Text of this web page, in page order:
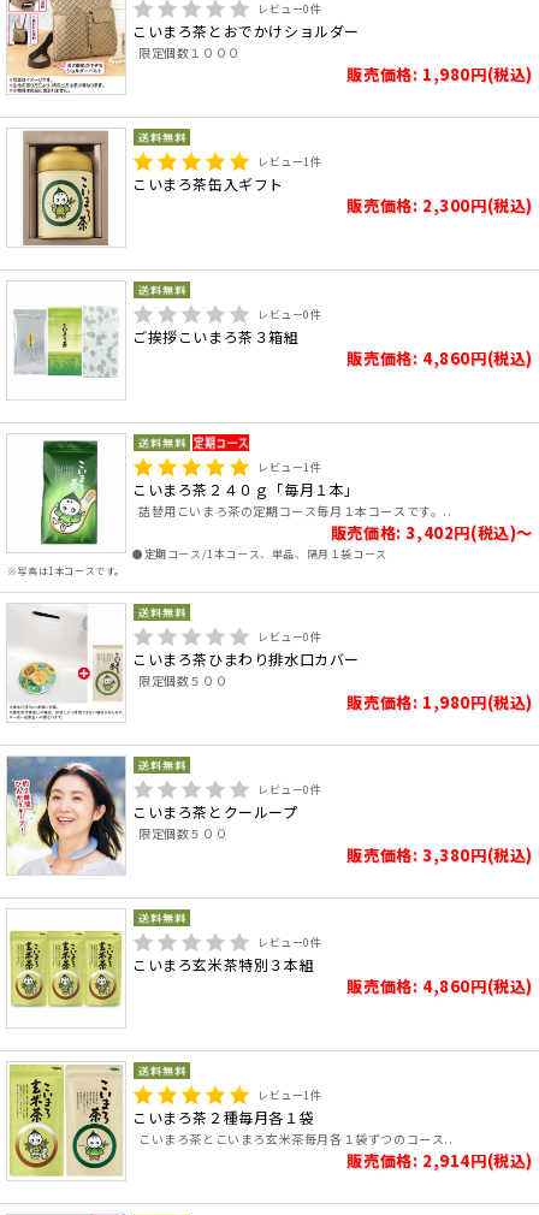
レビュー0件
こいまろ茶とおでかけショルダー
限定個数１０００
販売価格: 1,980円(税込)
レビュー1件
こいまろ茶缶入ギフト
販売価格: 2,300円(税込)
レビュー0件
ご挨拶こいまろ茶３箱組
販売価格: 4,860円(税込)
※写真は1本コースです。
レビュー1件
こいまろ茶２４０ｇ「毎月１本」
詰替用こいまろ茶の定期コース毎月１本コースです。..
販売価格: 3,402円(税込)～
●定期コース/1本コース、単品、隔月１袋コース
レビュー0件
こいまろ茶ひまわり排水口カバー
限定個数５００
販売価格: 1,980円(税込)
レビュー0件
こいまろ茶とクーループ
限定個数５００
販売価格: 3,380円(税込)
レビュー0件
こいまろ玄米茶特別３本組
販売価格: 4,860円(税込)
レビュー1件
こいまろ茶２種毎月各１袋
こいまろ茶とこいまろ玄米茶毎月各１袋ずつのコース..
販売価格: 2,914円(税込)